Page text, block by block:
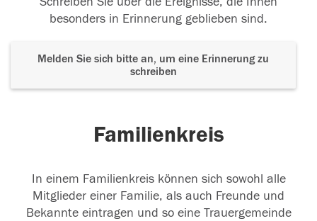
besonders in Erinnerung geblieben sind.
Melden Sie sich bitte an, um eine Erinnerung zu
schreiben
Familienkreis
In einem Familienkreis können sich sowohl alle
Mitglieder einer Familie, als auch Freunde und
Bekannte eintragen und so eine Trauergemeinde